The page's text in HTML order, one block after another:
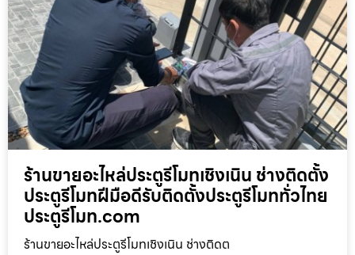
ร้านขายอะไหล่ประตูรีโมทเชิงเนิน ช่างติดตั้ง
ประตูรีโมทฝีมือดีรับติดตั้งประตูรีโมททั่วไทย
ประตูรีโมท.com
ร้านขายอะไหล่ประตูรีโมทเชิงเนิน ช่างติดต